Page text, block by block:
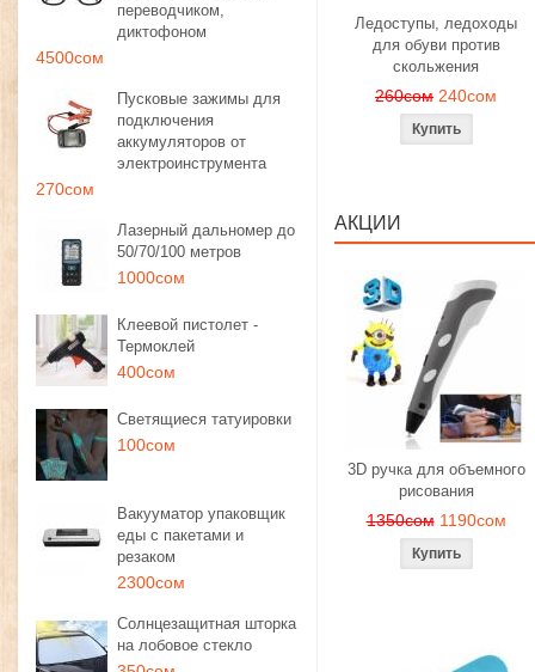
переводчиком,
диктофоном
4500сом
Пусковые зажимы для
подключения
аккумуляторов от
электроинструмента
270сом
Лазерный дальномер до
50/70/100 метров
1000сом
Клеевой пистолет -
Термоклей
400сом
Светящиеся татуировки
100сом
Вакууматор упаковщик
еды с пакетами и
резаком
2300сом
Солнцезащитная шторка
на лобовое стекло
Ледоступы, ледоходы
для обуви против
скольжения
260сом 240сом
АКЦИИ
3D ручка для объемного
рисования
1350сом 1190сом